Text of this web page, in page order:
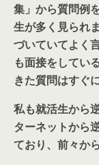
集」から質問例
生が多く見られ
づいていてよく
も面接をしてい
きた質問はすぐ
私も就活生から
ターネットから
ており、前々か